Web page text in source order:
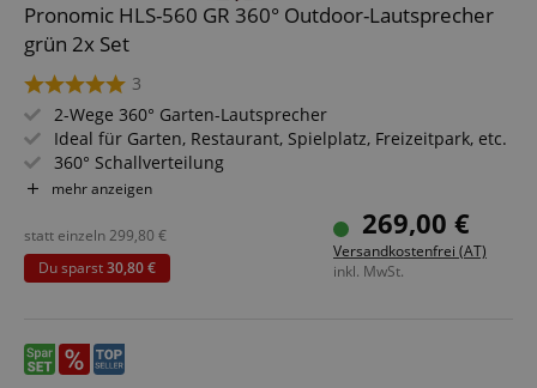
Pronomic HLS-560 GR 360° Outdoor-Lautsprecher
grün 2x Set
3
2-Wege 360° Garten-Lautsprecher
Ideal für Garten, Restaurant, Spielplatz, Freizeitpark, etc.
360° Schallverteilung
Belastbarkeit: 60/120/240 Watt (RMS/Musikleistung/Peak
Wasser- und UV-resistent (IP56)
70/100V-Option
2 Stück im Sparset
mehr anzeigen
269,00 €
Versandkostenfrei (AT)
inkl. MwSt.
statt einzeln299,80 €
Du sparst30,80 €